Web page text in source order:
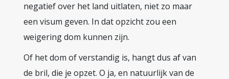
negatief over het land uitlaten, niet zo maar
een visum geven. In dat opzicht zou een
weigering dom kunnen zijn.
Of het dom of verstandig is, hangt dus af van
de bril, die je opzet. O ja, en natuurlijk van de